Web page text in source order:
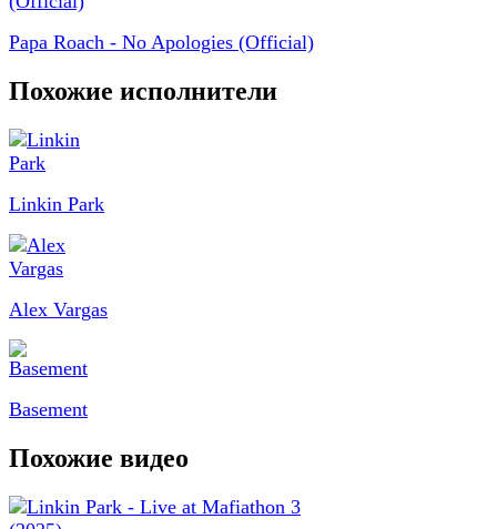
Papa Roach - No Apologies (Official)
Похожие исполнители
Linkin Park
Alex Vargas
Basement
Похожие видео